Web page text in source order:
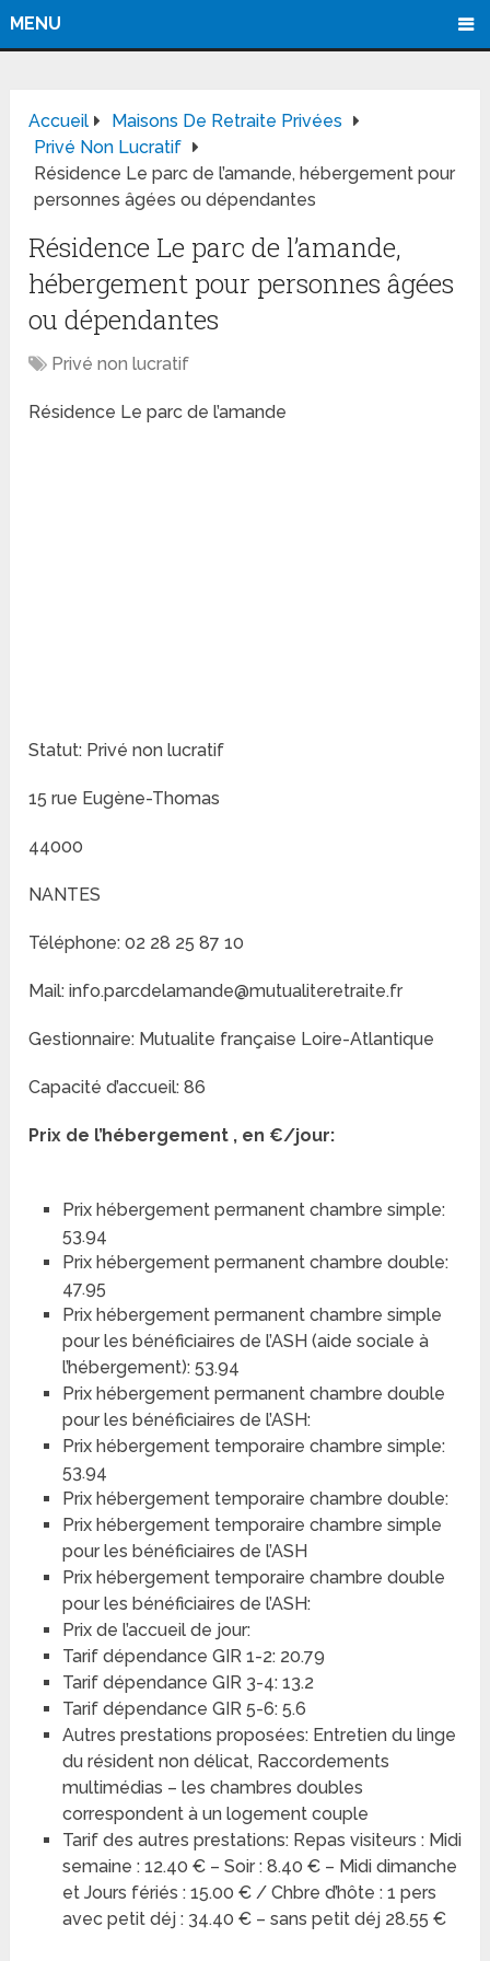
MENU
Accueil
Maisons De Retraite Privées
Privé Non Lucratif
Résidence Le parc de l’amande, hébergement pour
personnes âgées ou dépendantes
Résidence Le parc de l’amande,
hébergement pour personnes âgées
ou dépendantes
Privé non lucratif
Résidence Le parc de l’amande
Statut: Privé non lucratif
15 rue Eugène-Thomas
44000
NANTES
Téléphone: 02 28 25 87 10
Mail: info.parcdelamande@mutualiteretraite.fr
Gestionnaire: Mutualite française Loire-Atlantique
Capacité d’accueil: 86
Prix de l’hébergement , en €/jour:
Prix hébergement permanent chambre simple:
53.94
Prix hébergement permanent chambre double:
47.95
Prix hébergement permanent chambre simple
pour les bénéficiaires de l’ASH (aide sociale à
l’hébergement): 53.94
Prix hébergement permanent chambre double
pour les bénéficiaires de l’ASH:
Prix hébergement temporaire chambre simple:
53.94
Prix hébergement temporaire chambre double:
Prix hébergement temporaire chambre simple
pour les bénéficiaires de l’ASH
Prix hébergement temporaire chambre double
pour les bénéficiaires de l’ASH:
Prix de l’accueil de jour:
Tarif dépendance GIR 1-2: 20.79
Tarif dépendance GIR 3-4: 13.2
Tarif dépendance GIR 5-6: 5.6
Autres prestations proposées: Entretien du linge
du résident non délicat, Raccordements
multimédias – les chambres doubles
correspondent à un logement couple
Tarif des autres prestations: Repas visiteurs : Midi
semaine : 12.40 € – Soir : 8.40 € – Midi dimanche
et Jours fériés : 15.00 € / Chbre d’hôte : 1 pers
avec petit déj : 34.40 € – sans petit déj 28.55 €